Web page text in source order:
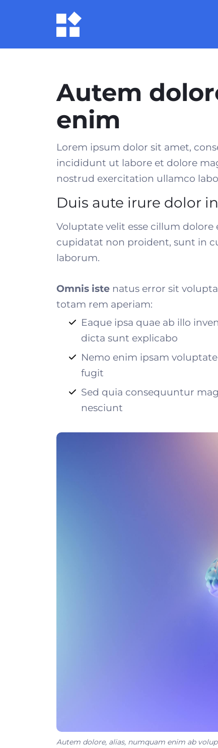
Autem
enim
Lorem ipsum dolor sit amet,
incididunt ut labore et dolore
nostrud exercitation ullamco
Duis aute irure dolor
Voluptate velit esse cillum
cupidatat non proident, sunt in
laborum.
Omnis iste natus error sit
totam rem aperiam:
Eaque ipsa quae ab illo
dicta sunt explicabo
Nemo enim ipsam
fugit
Sed quia consequuntur
nesciunt
Autem dolore, alias, numquam enim ab